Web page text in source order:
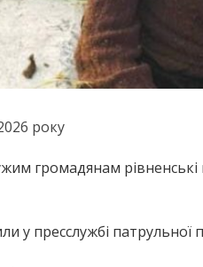
року
громадянам
у пресслужбі патрульної